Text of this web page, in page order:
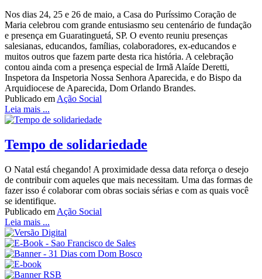
Nos dias 24, 25 e 26 de maio, a Casa do Puríssimo Coração de
Maria celebrou com grande entusiasmo seu centenário de fundação
e presença em Guaratinguetá, SP. O evento reuniu presenças
salesianas, educandos, famílias, colaboradores, ex-educandos e
muitos outros que fazem parte desta rica história. A celebração
contou ainda com a presença especial de Irmã Alaíde Deretti,
Inspetora da Inspetoria Nossa Senhora Aparecida, e do Bispo da
Arquidiocese de Aparecida, Dom Orlando Brandes.
Publicado em Ação Social
Leia mais ...
Tempo de solidariedade
O Natal está chegando! A proximidade dessa data reforça o desejo
de contribuir com aqueles que mais necessitam. Uma das formas de
fazer isso é colaborar com obras sociais sérias e com as quais você
se identifique.
Publicado em Ação Social
Leia mais ...